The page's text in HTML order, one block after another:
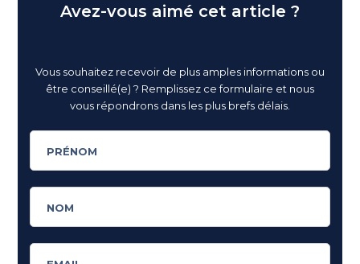
Avez-vous aimé cet article ?
Vous souhaitez recevoir de plus amples informations ou
être conseillé(e) ? Remplissez ce formulaire et nous
vous répondrons dans les plus brefs délais.